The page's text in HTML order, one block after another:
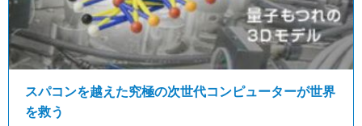
スパコンを越えた究極の次世代コンピューターが世界
を救う